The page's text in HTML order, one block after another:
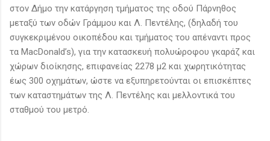
στον Δήμο την κατάργηση τμήματος της οδού Πάρνηθος
μεταξύ των οδών Γράμμου και Λ. Πεντέλης, (δηλαδή του
συγκεκριμένου οικοπέδου και τμήματος του απέναντι προς
τα MacDonald’s), για την κατασκευή πολυώροφου γκαράζ και
χώρων διοίκησης, επιφανείας 2278 μ2 και χωρητικότητας
έως 300 οχημάτων, ώστε να εξυπηρετούνται οι επισκέπτες
των καταστημάτων της Λ. Πεντέλης και μελλοντικά του
σταθμού του μετρό.